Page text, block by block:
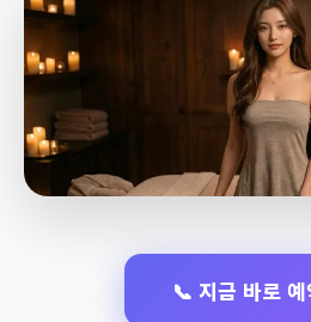
📞 지금 바로 예